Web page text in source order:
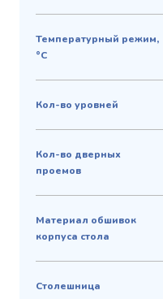
Температурный режим,
°C
Кол-во уровней
Кол-во дверных
проемов
Материал обшивок
корпуса стола
Столешница